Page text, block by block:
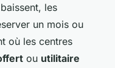
les
un mois ou
où les centres
ou utilitaire